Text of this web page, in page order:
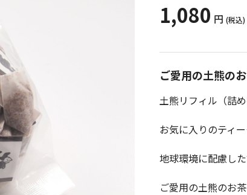
1,080 円 (税込)
ご愛用の土熊の
土熊リフィル（詰め
お気に入りのティ
地球環境に配慮し
ご愛用の土熊のお